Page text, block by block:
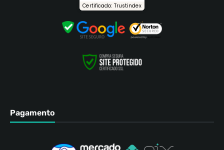
Certificado: Trustindex
Pagamento